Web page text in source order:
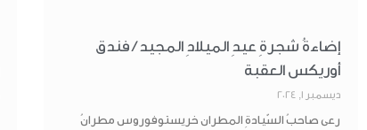
إضاءةُ شجرةِ عيدِ الميلادِ المجيد / فندق
أوريكس العقبة
ديسمبر 1, 2024
رعى صاحبُ السّيادةِ المطران خريستوفوروس مطرانُ